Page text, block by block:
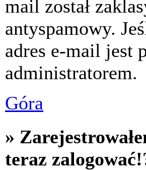
mail został
antyspamowy.
adres e-mail jest
administratorem.
Góra
»
teraz